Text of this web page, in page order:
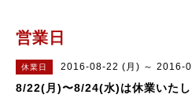
営業日
休業日 2016-08-22 (月) ～ 2016-
8/22(月)〜8/24(水)は休業いたし